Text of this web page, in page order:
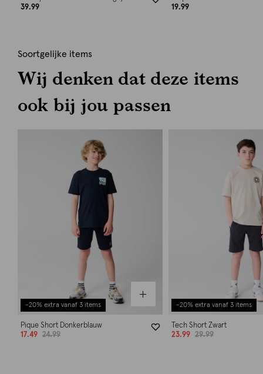
39.99
19.99
Soortgelijke items
Wij denken dat deze items
ook bij jou passen
-20% extra vanaf 3 items
Pique Short Donkerblauw
17.49
24.99
-20% extra vanaf 3 items
Tech Short Zwart
23.99
29.99